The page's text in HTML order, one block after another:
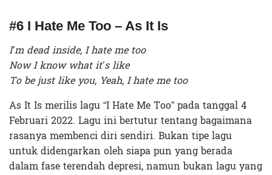
#6 I Hate Me Too – As It Is
I’m dead inside, I hate me too
Now I know what it’s like
To be just like you, Yeah, I hate me too
As It Is merilis lagu “I Hate Me Too” pada tanggal 4
Februari 2022. Lagu ini bertutur tentang bagaimana
rasanya membenci diri sendiri. Bukan tipe lagu
untuk didengarkan oleh siapa pun yang berada
dalam fase terendah depresi, namun bukan lagu yang